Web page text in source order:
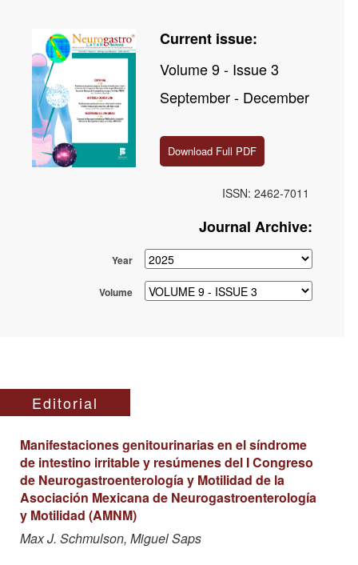
Current issue:
Volume 9 - Issue 3
September - December
Download Full PDF
ISSN: 2462-7011
Journal Archive:
Year
Volume
Editorial
Manifestaciones genitourinarias en el síndrome
de intestino irritable y resúmenes del I Congreso
de Neurogastroenterología y Motilidad de la
Asociación Mexicana de Neurogastroenterología
y Motilidad (AMNM)
Max J. Schmulson, Miguel Saps